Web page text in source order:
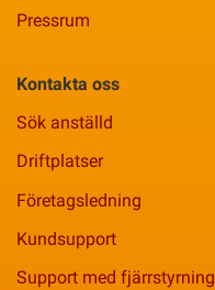
Pressrum
Kontakta oss
Sök anställd
Driftplatser
Företagsledning
Kundsupport
Support med fjärrstyrning